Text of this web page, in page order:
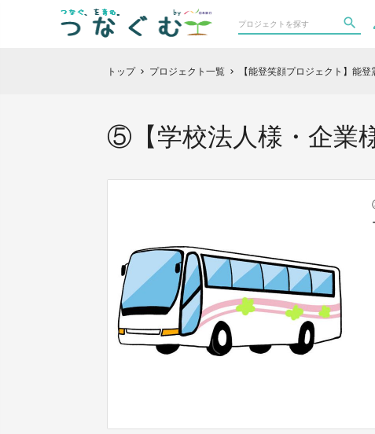
トップ chevron_right プロジェクト一覧 chevron_right 【能登笑顔プロジェクト】能
⑤【学校法人様・企業